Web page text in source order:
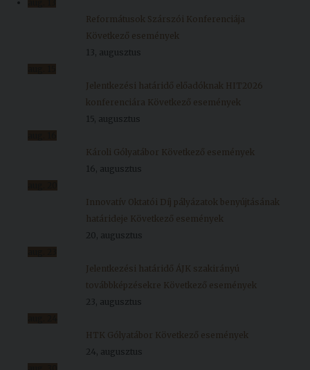
Reformátusok Szárszói Konferenciája
Következő események
13, augusztus
Jelentkezési határidő előadóknak HIT2026
konferenciára Következő események
15, augusztus
Károli Gólyatábor Következő események
16, augusztus
Innovatív Oktatói Díj pályázatok benyújtásának
határideje Következő események
20, augusztus
Jelentkezési határidő ÁJK szakirányú
továbbképzésekre Következő események
23, augusztus
HTK Gólyatábor Következő események
24, augusztus